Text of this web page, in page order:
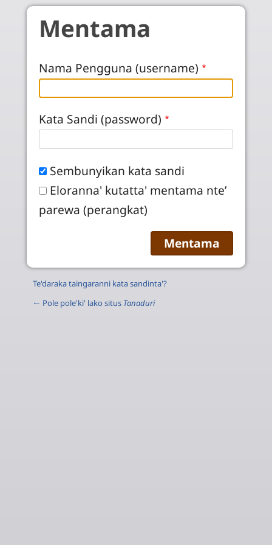
Skip to main content
Mentama
Nama Pengguna (username)
Kata Sandi (password)
Sembunyikan kata sandi
Eloranna' kutatta' mentama nte’
parewa (perangkat)
Te'daraka taingaranni kata sandinta'?
← Pole pole'ki' lako situs Tanaduri